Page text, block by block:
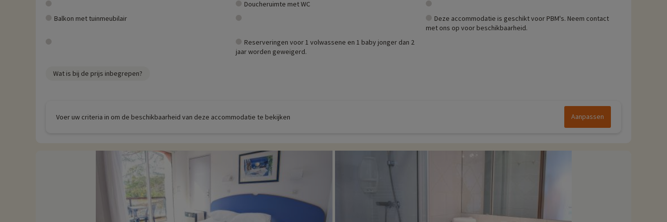
Doucheruimte met WC
Balkon met tuinmeubilair
Deze accommodatie is geschikt voor PBM's. Neem contact
met ons op voor beschikbaarheid.
Reserveringen voor 1 volwassene en 1 baby jonger dan 2
jaar worden geweigerd.
Wat is bij de prijs inbegrepen?
Voer uw criteria in om de beschikbaarheid van deze accommodatie te bekijken Aanpassen